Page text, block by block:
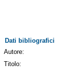
Dati bibliografici
Autore:
Titolo: